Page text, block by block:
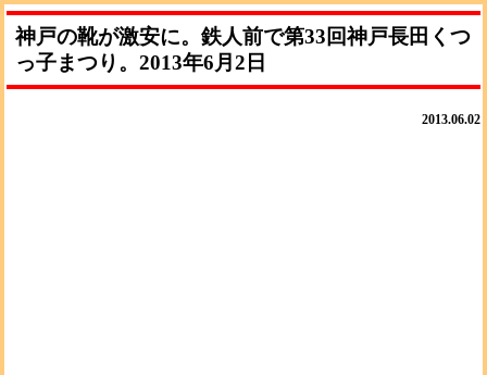
神戸の靴が激安に。鉄人前で第33回神戸長田くつ
っ子まつり。2013年6月2日
2013.06.02